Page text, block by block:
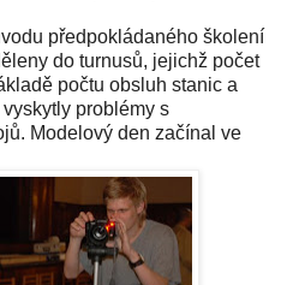
předpokládaného školení
do turnusů, jejichž počet
počtu obsluh stanic a
problémy s
Modelový den začínal ve